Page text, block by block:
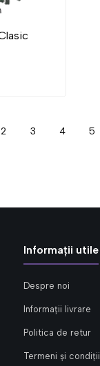
2 3 4 5
Informații utile
Despre noi
Informații livrare
Politica de retur
Termeni și condiții